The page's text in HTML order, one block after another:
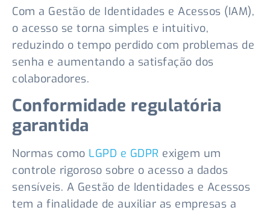
Com a Gestão de Identidades e Acessos (IAM),
o acesso se torna simples e intuitivo,
reduzindo o tempo perdido com problemas de
senha e aumentando a satisfação dos
colaboradores.
Conformidade regulatória
garantida
Normas como LGPD e GDPR exigem um
controle rigoroso sobre o acesso a dados
sensíveis. A Gestão de Identidades e Acessos
tem a finalidade de auxiliar as empresas a